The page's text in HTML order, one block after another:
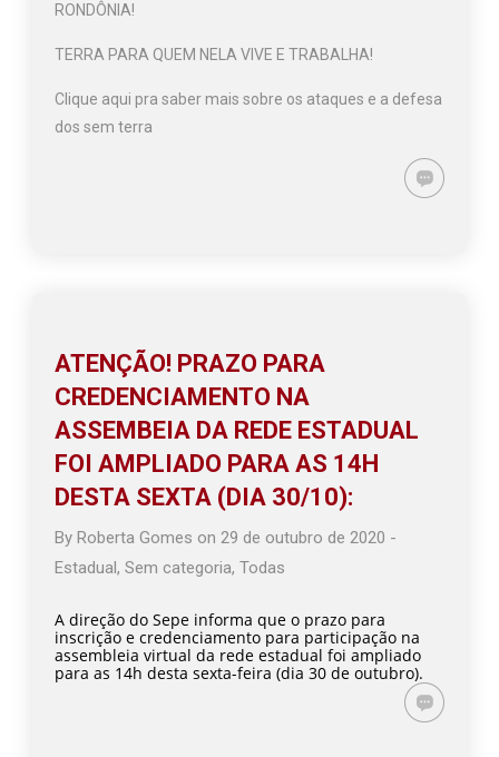
RONDÔNIA!
TERRA PARA QUEM NELA VIVE E TRABALHA!
Clique aqui pra saber mais sobre os ataques e a defesa
dos sem terra
ATENÇÃO! PRAZO PARA
CREDENCIAMENTO NA
ASSEMBEIA DA REDE ESTADUAL
FOI AMPLIADO PARA AS 14H
DESTA SEXTA (DIA 30/10):
ByRoberta Gomes on29 de outubro de 2020 -
Estadual,Sem categoria,Todas
A direção do Sepe informa que o prazo para
inscrição e credenciamento para participação na
assembleia virtual da rede estadual foi ampliado
para as 14h desta sexta-feira (dia 30 de outubro).